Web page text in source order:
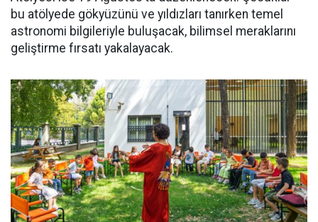
bu atölyede gökyüzünü ve yıldızları tanırken temel
astronomi bilgileriyle buluşacak, bilimsel meraklarını
geliştirme fırsatı yakalayacak.